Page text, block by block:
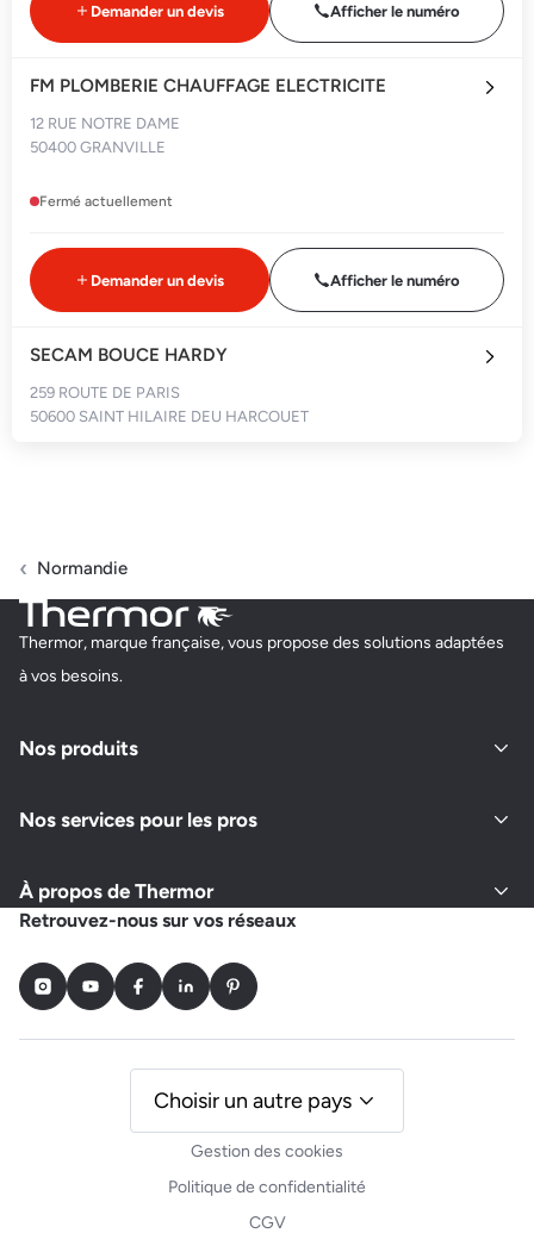
Demander un devis Afficher le numéro
FM PLOMBERIE CHAUFFAGE ELECTRICITE
12 RUE NOTRE DAME
50400 GRANVILLE
Fermé actuellement
Demander un devis Afficher le numéro
SECAM BOUCE HARDY
259 ROUTE DE PARIS
50600 SAINT HILAIRE DEU HARCOUET
LEFRANC EMMANUEL
50800 FLEURY
Fermé actuellement
Demander un devis
COUENNE GUEMAU
7 RUE DU PONT GANDOUIN
Fermé actuellement
CERISEL CHRISTOPHER
Normandie
Thermor, marque française, vous propose des solutions adaptées
à vos besoins.
Nos produits
Nos services pour les pros
À propos de Thermor
Retrouvez-nous sur vos réseaux
InstagramYoutubeFacebookLinkedInPinterest
Gestion des cookies
Politique de confidentialité
CGV
Choisir un autre pays